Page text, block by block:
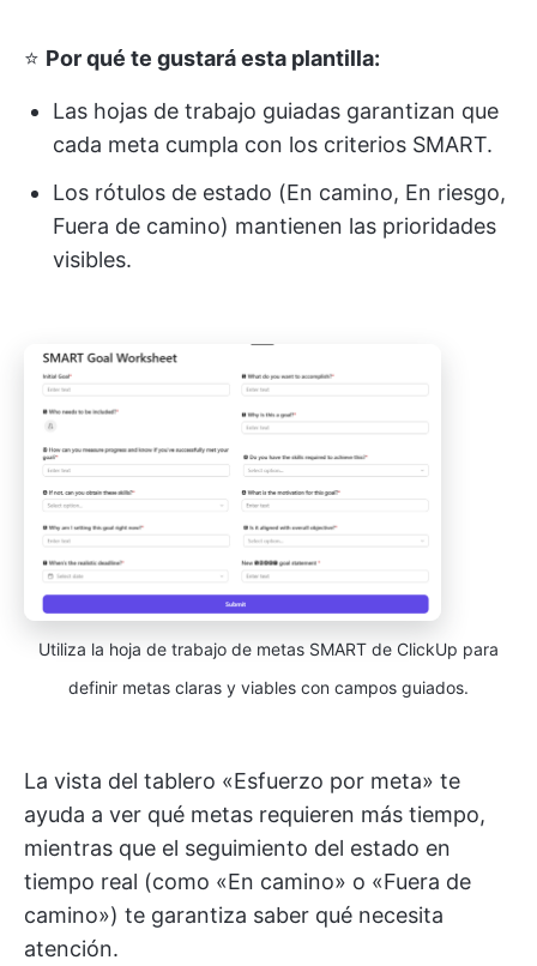
⭐ Por qué te gustará esta plantilla:
Las hojas de trabajo guiadas garantizan que
cada meta cumpla con los criterios SMART.
Los rótulos de estado (En camino, En riesgo,
Fuera de camino) mantienen las prioridades
visibles.
Utiliza la hoja de trabajo de metas SMART de ClickUp para
definir metas claras y viables con campos guiados.
La vista del tablero «Esfuerzo por meta» te
ayuda a ver qué metas requieren más tiempo,
mientras que el seguimiento del estado en
tiempo real (como «En camino» o «Fuera de
camino») te garantiza saber qué necesita
atención.